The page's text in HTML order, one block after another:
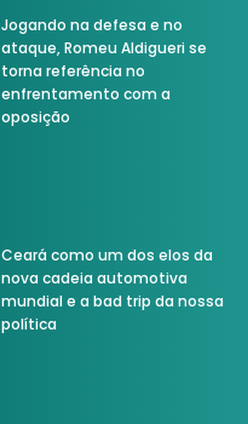
Jogando na defesa e no
ataque, Romeu Aldigueri se
torna referência no
enfrentamento com a
oposição
Ceará como um dos elos da
nova cadeia automotiva
mundial e a bad trip da nossa
política